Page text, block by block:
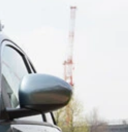
走っても映えるクルマだ